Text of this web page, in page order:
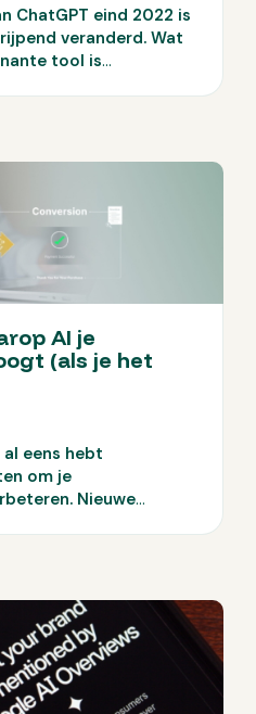
ChatGPT eind 2022 is
veranderd. Wat
tool is
op een rij en
tool op dit moment
AI je
(als je het
eens hebt
om je
Nieuwe
hier: ze
geen echte
gaat het mis? En
je dat AI wél impact
je 5 manieren waarop